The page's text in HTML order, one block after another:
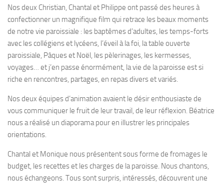
Nos deux Christian, Chantal et Philippe ont passé des heures à
confectionner un magnifique film qui retrace les beaux moments
de notre vie paroissiale : les baptêmes d’adultes, les temps-forts
avec les collégiens et lycéens, l’éveil à la foi, la table ouverte
paroissiale, Pâques et Noël, les pèlerinages, les kermesses,
voyages… et j’en passe énormément, la vie de la paroisse est si
riche en rencontres, partages, en repas divers et variés.
Nos deux équipes d’animation avaient le désir enthousiaste de
vous communiquer le fruit de leur travail, de leur réflexion. Béatrice
nous a réalisé un diaporama pour en illustrer les principales
orientations.
Chantal et Monique nous présentent sous forme de fromages le
budget, les recettes et les charges de la paroisse. Nous chantons,
nous échangeons. Tous sont surpris, intéressés, découvrent une